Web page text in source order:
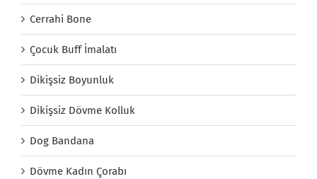
Cerrahi Bone
Çocuk Buff İmalatı
Dikişsiz Boyunluk
Dikişsiz Dövme Kolluk
Dog Bandana
Dövme Kadın Çorabı